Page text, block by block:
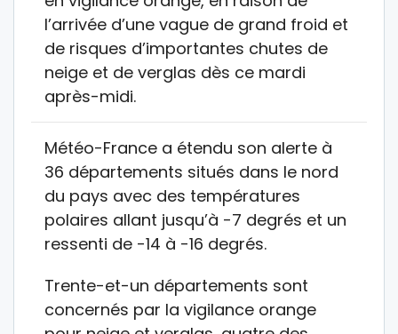
l’arrivée d’une vague de grand froid et
de risques d’importantes chutes de
neige et de verglas dès ce mardi
après-midi.
Météo-France a étendu son alerte à
36 départements situés dans le nord
du pays avec des températures
polaires allant jusqu’à -7 degrés et un
ressenti de -14 à -16 degrés.
Trente-et-un départements sont
concernés par la vigilance orange